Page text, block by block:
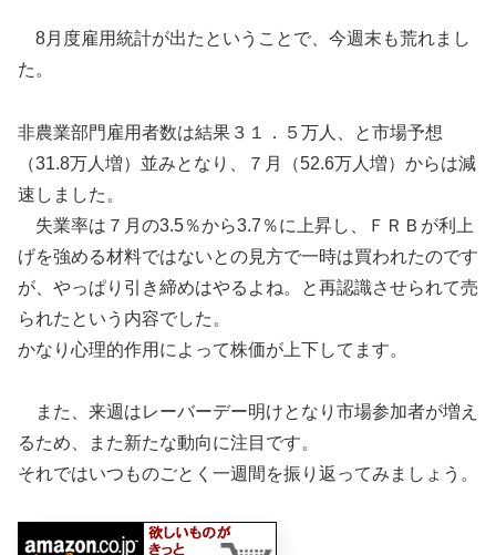
8月度雇用統計が出たということで、今週末も荒れまし
た。
非農業部門雇用者数は結果３１．５万人、と市場予想
（31.8万人増）並みとなり、７月（52.6万人増）からは減
速しました。
失業率は７月の3.5％から3.7％に上昇し、ＦＲＢが利上
げを強める材料ではないとの見方で一時は買われたのです
が、やっぱり引き締めはやるよね。と再認識させられて売
られたという内容でした。
かなり心理的作用によって株価が上下してます。
また、来週はレーバーデー明けとなり市場参加者が増え
るため、また新たな動向に注目です。
それではいつものごとく一週間を振り返ってみましょう。